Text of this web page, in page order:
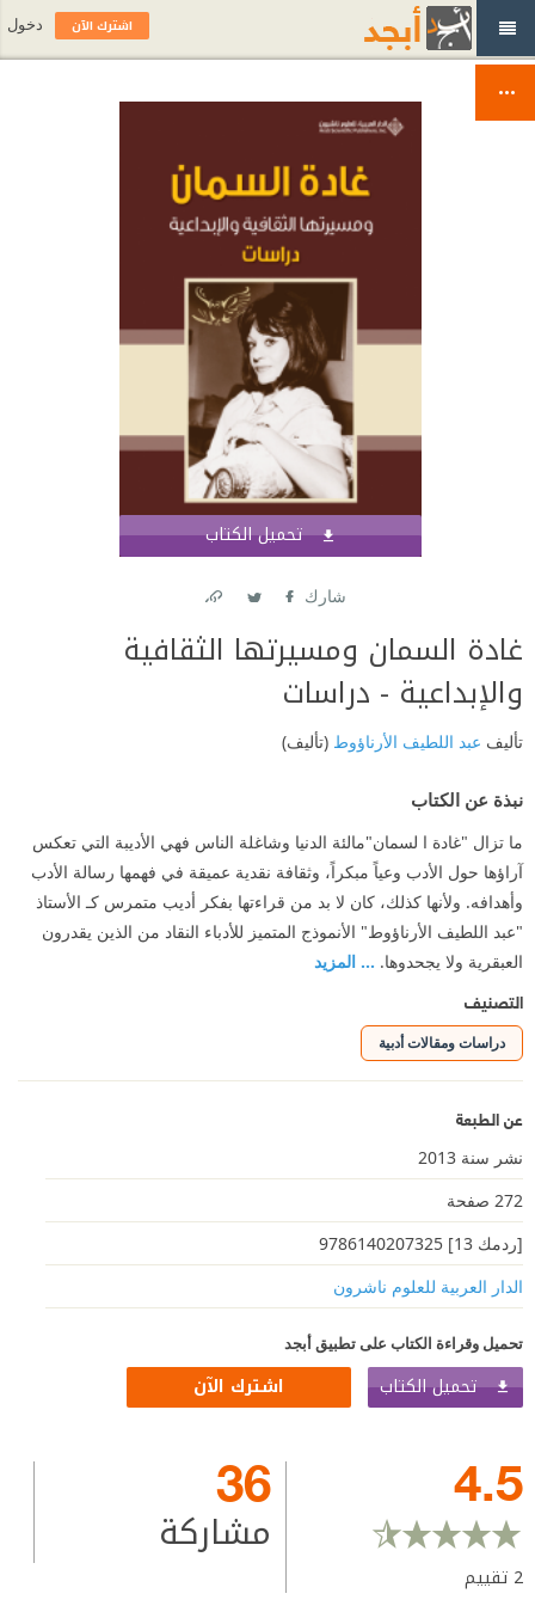
تحميل الكتاب
شارك
غادة السمان ومسيرتها الثقافية
والإبداعية - دراسات
تأليف عبد اللطيف الأرناؤوط (تأليف)
نبذة عن الكتاب
ما تزال "غادة ا لسمان"مالئة الدنيا وشاغلة الناس فهي الأديبة التي تعكس
آراؤها حول الأدب وعياً مبكراً، وثقافة نقدية عميقة في فهمها رسالة الأدب
وأهدافه. ولأنها كذلك، كان لا بد من قراءتها بفكر أديب متمرس كـ الأستاذ
"عبد اللطيف الأرناؤوط" الأنموذج المتميز للأدباء النقاد من الذين يقدرون
العبقرية ولا يجحدوها. ... المزيد
التصنيف
دراسات ومقالات أدبية
عن الطبعة
نشر سنة 2013
272 صفحة
[ردمك 13] 9786140207325
الدار العربية للعلوم ناشرون
تحميل وقراءة الكتاب على تطبيق أبجد
تحميل الكتاب اشترك الآن
4.5
2 تقييم
36
مشاركة
اشترك الآن دخول